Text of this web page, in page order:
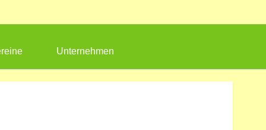
Unternehmen